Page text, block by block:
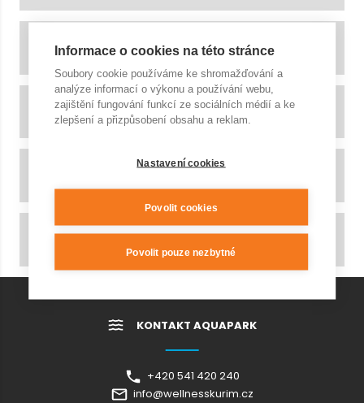
Skupinové plavecké kurzy
Bazény a atrakce
Obsazenost bazénů
KONTAKT AQUAPARK
+420 541 420 240
info@wellnesskurim.cz
Informace o cookies na této stránce
Soubory cookie používáme ke shromažďování a
analýze informací o výkonu a používání webu,
zajištění fungování funkcí ze sociálních médií a ke
zlepšení a přizpůsobení obsahu a reklam.
Nastavení cookies
Povolit cookies
Povolit pouze nezbytné